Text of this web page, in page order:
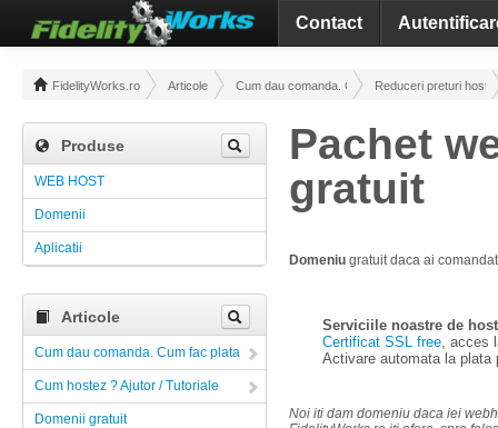
Contact
FidelityWorks.ro Articole Cum dau comanda. Cum fac plataReduceri preturi
Produse
WEB HOST
Domenii
Aplicatii
Articole
Cum dau comanda. Cum fac plata
Cum hostez ? Ajutor / Tutoriale
Domenii gratuit
Pachet
gratuit
Domeniu gratuit daca ai
Serviciile noastre de
Certificat SSL free, acces
Activare automata la plata
Noi iti dam domeniu daca iei